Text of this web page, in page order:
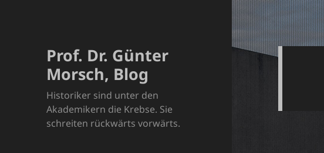
Prof. Dr. Günter
Morsch, Blog
Historiker sind unter den
Akademikern die Krebse. Sie
schreiten rückwärts vorwärts.